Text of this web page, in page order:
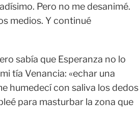
Pero no me desanimé.
medios. Y continué
sabía que Esperanza no lo
tía Venancia: «echar una
humedecí con saliva los dedos
para masturbar la zona que